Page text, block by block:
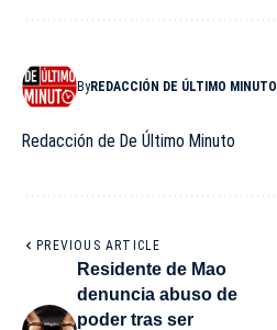
ByREDACCIÓN DE ÚLTIMO MINUTO
Redacción de De Último Minuto
PREVIOUS ARTICLE
Residente de Mao
denuncia abuso de
poder tras ser